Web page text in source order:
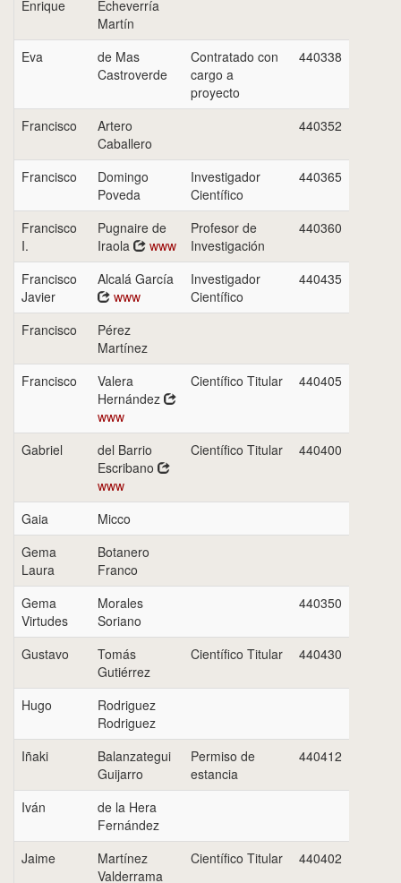
Enrique
Echeverría
Martín
Eva
de Mas
Castroverde
Contratado con
cargo a
proyecto
440338
Francisco
Artero
Caballero
440352
Francisco
Domingo
Poveda
Investigador
Científico
440365
Francisco
I.
Pugnaire de
Iraola
www
Profesor de
Investigación
440360
Francisco
Javier
Alcalá García
www
Investigador
Científico
440435
Francisco
Pérez
Martínez
Francisco
Valera
Hernández
www
Científico Titular 440405
Gabriel
del Barrio
Escribano
www
Científico Titular 440400
Gaia
Micco
Gema
Laura
Botanero
Franco
Gema
Virtudes
Morales
Soriano
440350
Gustavo
Tomás
Gutiérrez
Científico Titular 440430
Hugo
Rodriguez
Rodriguez
Iñaki
Balanzategui
Guijarro
Permiso de
estancia
440412
Iván
de la Hera
Fernández
Jaime
Martínez
Valderrama
Científico Titular 440402